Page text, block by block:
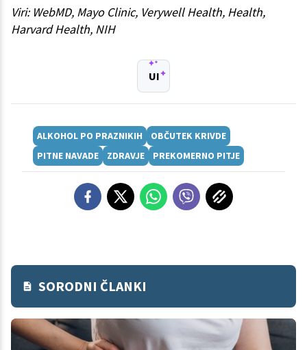
Viri: WebMD, Mayo Clinic, Verywell Health, Health,
Harvard Health, NIH
UI
ALKOHOL PO PRAZNIKIH
OBČUTEK KRIVDE
PITNE NAVADE
ZDRAVJE PREKOMERNO PITJE
SORODNI ČLANKI